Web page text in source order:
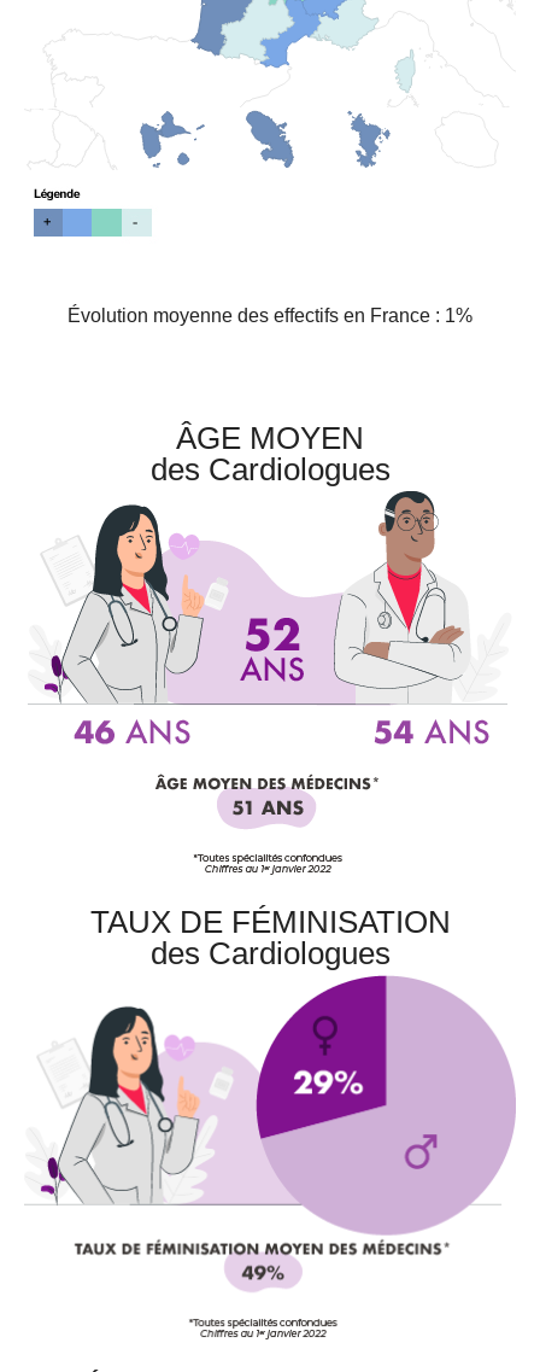
Évolution moyenne des effectifs en France : 1%
ÂGE MOYEN
des Cardiologues
TAUX DE FÉMINISATION
des Cardiologues